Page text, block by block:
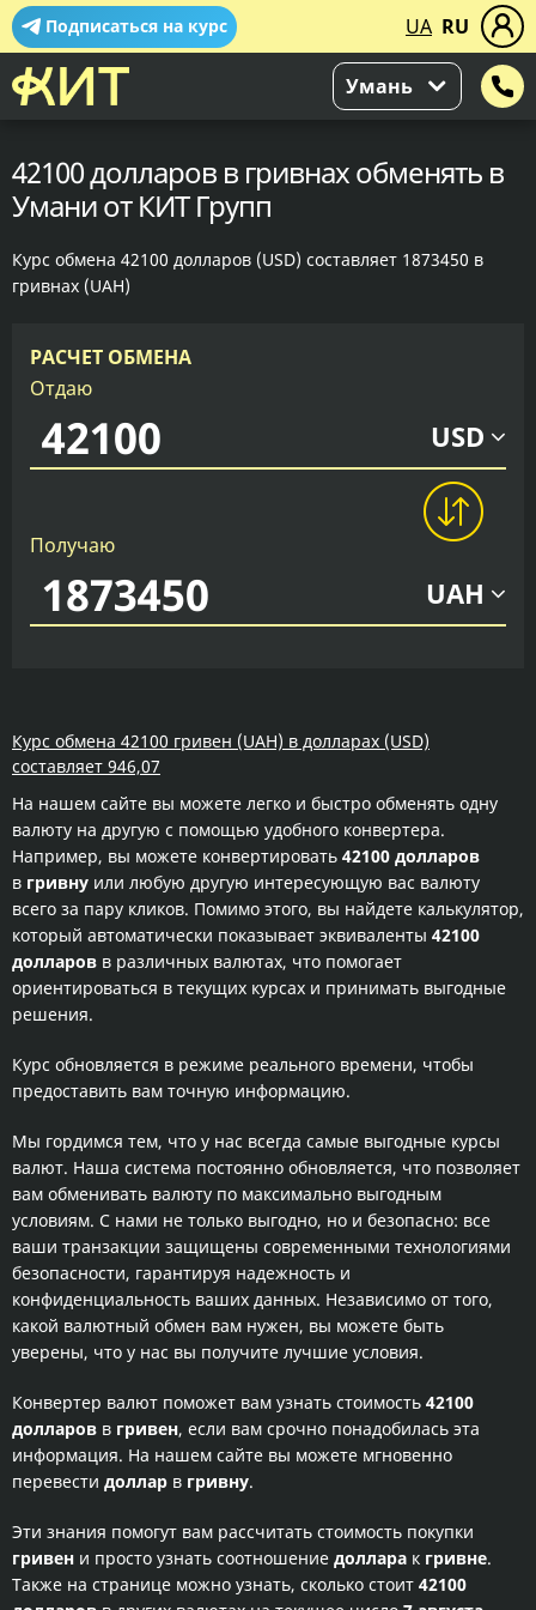
Подписаться на курс UA RU
Умань
42100 долларов в гривнах обменять в
Умани от КИТ Групп
Курс обмена 42100 долларов (USD) составляет 1873450 в
гривнах (UAH)
РАСЧЕТ ОБМЕНА
Отдаю
USD
Получаю
UAH
Курс обмена 42100 гривен (UAH) в долларах (USD)
составляет 946,07
На нашем сайте вы можете легко и быстро обменять одну
валюту на другую с помощью удобного конвертера.
Например, вы можете конвертировать 42100 долларов
в гривну или любую другую интересующую вас валюту
всего за пару кликов. Помимо этого, вы найдете калькулятор,
который автоматически показывает эквиваленты 42100
долларов в различных валютах, что помогает
ориентироваться в текущих курсах и принимать выгодные
решения.
Курс обновляется в режиме реального времени, чтобы
предоставить вам точную информацию.
Мы гордимся тем, что у нас всегда самые выгодные курсы
валют. Наша система постоянно обновляется, что позволяет
вам обменивать валюту по максимально выгодным
условиям. С нами не только выгодно, но и безопасно: все
ваши транзакции защищены современными технологиями
безопасности, гарантируя надежность и
конфиденциальность ваших данных. Независимо от того,
какой валютный обмен вам нужен, вы можете быть
уверены, что у нас вы получите лучшие условия.
Конвертер валют поможет вам узнать стоимость 42100
долларов в гривен, если вам срочно понадобилась эта
информация. На нашем сайте вы можете мгновенно
перевести доллар в гривну.
Эти знания помогут вам рассчитать стоимость покупки
гривен и просто узнать соотношение доллара к гривне.
Также на странице можно узнать, сколько стоит 42100